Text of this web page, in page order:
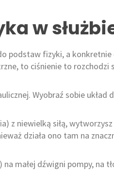
w
podstaw fizyki, a
to ciśnienie to
Wyobraź sobie układ
z niewielką siłą,
działa ono tam na
na małej dźwigni pompy,